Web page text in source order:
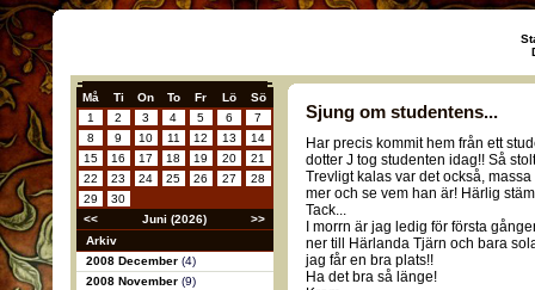
Må Ti On To Fr Lö
Sö
1
2 3 4 5 6
7
8
9 10 11 12 13
14
15
16 17 18 19 20
21
22
23 24 25 26 27
28
29
30
<<
Juni (2026)
>>
Arkiv
2008 December (4)
2008 November (9)
Sjung om studentens...
Har precis kommit hem från ett
dotter J tog studenten idag!! Så
Trevligt kalas var det också,
mer och se vem han är! Härlig
Tack...
I morrn är jag ledig för första
ner till Härlanda Tjärn och bara
jag får en bra plats!!
Ha det bra så länge!